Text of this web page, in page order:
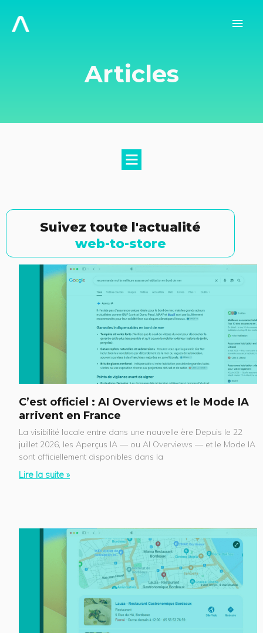
contenu
Articles
M
e
Suivez toute l'actualité
web-to-store
C’est officiel : AI Overviews et le Mode IA
arrivent en France
La visibilité locale entre dans une nouvelle ère Depuis le 22
juillet 2026, les Aperçus IA — ou AI Overviews — et le Mode IA
sont officiellement disponibles dans la
Lire la suite »